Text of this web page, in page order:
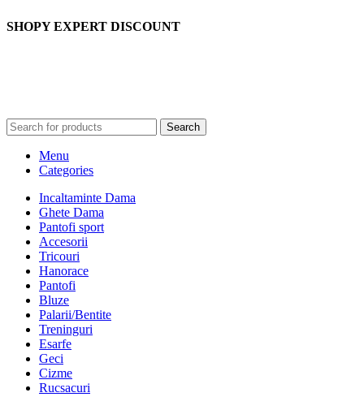
SHOPY EXPERT DISCOUNT
Search
Menu
Categories
Incaltaminte Dama
Ghete Dama
Pantofi sport
Accesorii
Tricouri
Hanorace
Pantofi
Bluze
Palarii/Bentite
Treninguri
Esarfe
Geci
Cizme
Rucsacuri